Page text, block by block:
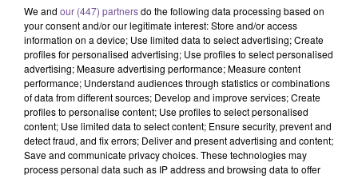
Sophie Beaudouin-Hubière (députée 1ère
Circonscription de Haute-Vienne)
C’est avec émotion que la Députée Sophie Beaudouin-
Hubière a appris le décès de Raymond Poulidor. Ce coureur
cycliste d’exception a profondément marqué son sport de
son empreinte. Bien qu’éternel second du Tour de France, il
n’en est pas moins l’un des héros de cette course mythique.
Au-delà du sportif, la Députée salue la mémoire d’un homme
We and our (447) partnersdo the following data processing based on
your consent and/or our legitimate interest: Store and/or access
information on a device; Use limited data to select advertising; Create
profiles for personalised advertising; Use profiles to select personalised
advertising; Measure advertising performance; Measure content
performance; Understand audiences through statistics or combinations
of data from different sources; Develop and improve services; Create
profiles to personalise content; Use profiles to select personalised
content; Use limited data to select content; Ensure security, prevent and
detect fraud, and fix errors; Deliver and present advertising and content;
Save and communicate privacy choices. These technologies may
process personal data such as IP address and browsing data to offer